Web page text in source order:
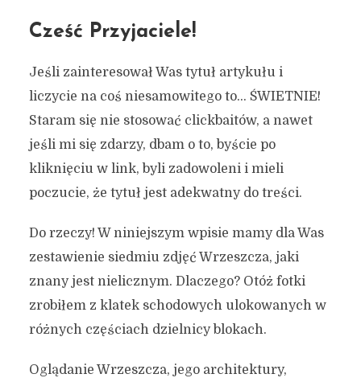
Cześć Przyjaciele!
Jeśli zainteresował Was tytuł artykułu i
liczycie na coś niesamowitego to… ŚWIETNIE!
Staram się nie stosować clickbaitów, a nawet
jeśli mi się zdarzy, dbam o to, byście po
kliknięciu w link, byli zadowoleni i mieli
poczucie, że tytuł jest adekwatny do treści.
Do rzeczy! W niniejszym wpisie mamy dla Was
zestawienie siedmiu zdjęć Wrzeszcza, jaki
znany jest nielicznym. Dlaczego? Otóż fotki
zrobiłem z klatek schodowych ulokowanych w
różnych częściach dzielnicy blokach.
Oglądanie Wrzeszcza, jego architektury,